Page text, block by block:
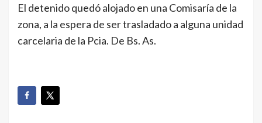
El detenido quedó alojado en una Comisaría de la
zona, a la espera de ser trasladado a alguna unidad
carcelaria de la Pcia. De Bs. As.